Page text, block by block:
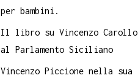
per bambini.
Il libro su Vincenzo Carollo
al Parlamento Siciliano
Vincenzo Piccione nella sua